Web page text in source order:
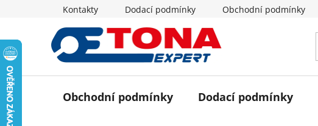
Kontakty Dodací podmínky Obchodní podmínky
Obchodní podmínky Dodací podmínky